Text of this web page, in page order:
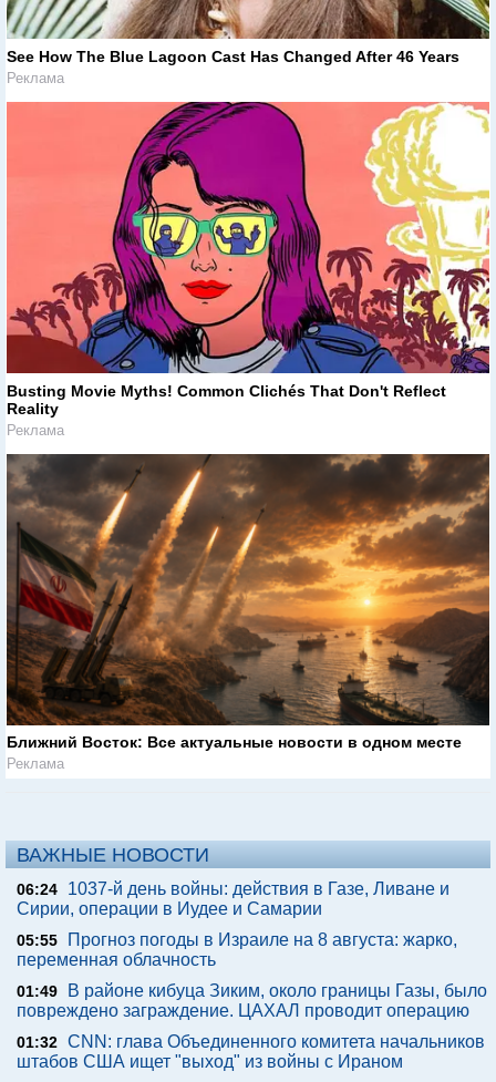
See How The Blue Lagoon Cast Has Changed After 46 Years
Реклама
Busting Movie Myths! Common Clichés That Don't Reflect
Reality
Реклама
Ближний Восток: Все актуальные новости в одном месте
Реклама
ВАЖНЫЕ НОВОСТИ
06:24
1037-й день войны: действия в Газе, Ливане и
Сирии, операции в Иудее и Самарии
05:55
Прогноз погоды в Израиле на 8 августа: жарко,
переменная облачность
01:49
В районе кибуца Зиким, около границы Газы, было
повреждено заграждение. ЦАХАЛ проводит операцию
01:32 CNN: глава Объединенного комитета начальников
штабов США ищет "выход" из войны с Ираном